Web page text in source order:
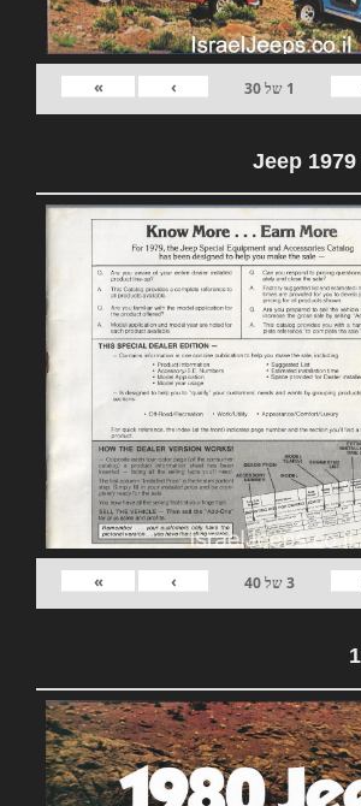
1 של30
›
»
3של40
›
»